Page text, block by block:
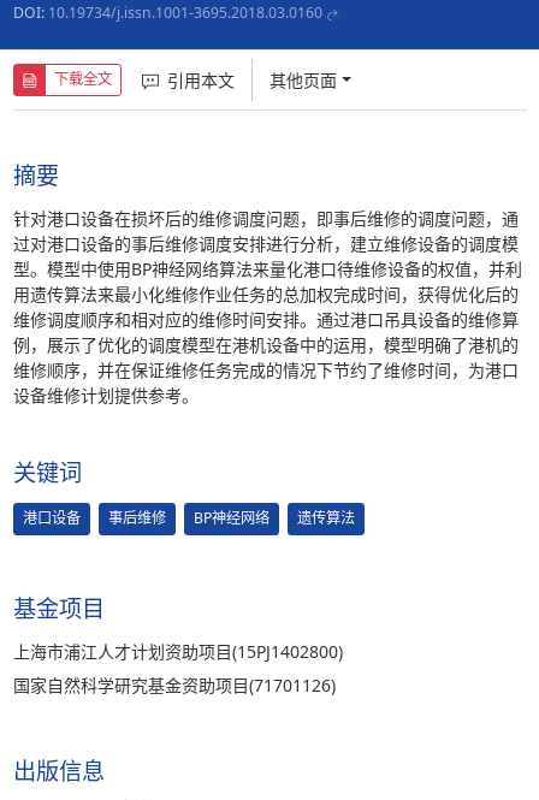
DOI: 10.19734/j.issn.1001-3695.2018.03.0160
下载全文 引用本文 其他页面
摘要
针对港口设备在损坏后的维修调度问题，即事后维修的调度问题，通
过对港口设备的事后维修调度安排进行分析，建立维修设备的调度模
型。模型中使用BP神经网络算法来量化港口待维修设备的权值，并利
用遗传算法来最小化维修作业任务的总加权完成时间，获得优化后的
维修调度顺序和相对应的维修时间安排。通过港口吊具设备的维修算
例，展示了优化的调度模型在港机设备中的运用，模型明确了港机的
维修顺序，并在保证维修任务完成的情况下节约了维修时间，为港口
设备维修计划提供参考。
关键词
港口设备 事后维修 BP神经网络 遗传算法
基金项目
上海市浦江人才计划资助项目(15PJ1402800)
国家自然科学研究基金资助项目(71701126)
出版信息